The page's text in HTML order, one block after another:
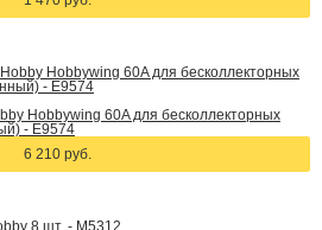
Hobbywing 60A для бесколлекторных
- E9574
6 210 руб.